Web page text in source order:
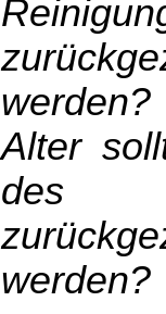
Alter
des
werden?